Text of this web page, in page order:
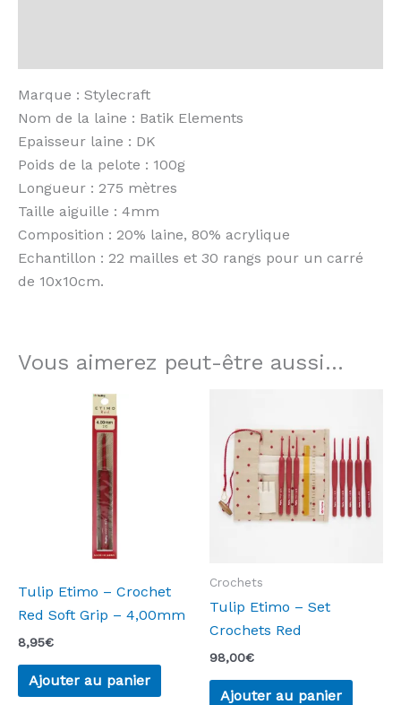
Marque : Stylecraft
Nom de la laine : Batik Elements
Epaisseur laine : DK
Poids de la pelote : 100g
Longueur : 275 mètres
Taille aiguille : 4mm
Composition : 20% laine, 80% acrylique
Echantillon : 22 mailles et 30 rangs pour un carré
de 10x10cm.
Vous aimerez peut-être aussi…
Tulip Etimo – Crochet
Red Soft Grip – 4,00mm
8,95€
Ajouter au panier
Crochets
Tulip Etimo – Set
Crochets Red
98,00€
Ajouter au panier